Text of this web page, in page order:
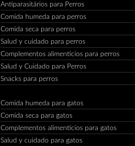
Antiparasitários para Perros
Comida humeda para perros
Comida seca para perros
Salud y cuidado para perros
Complementos alimenticios para perros
Salud y Cuidado para Perros
Snacks para perros
Comida humeda para gatos
Comida seca para gatos
Complementos alimenticios para gatos
Salud y cuidado para gatos